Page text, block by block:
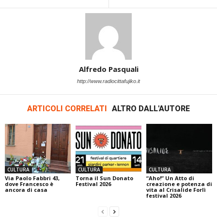
Alfredo Pasquali
http://www.radiocittafujiko.it
ARTICOLI CORRELATI ALTRO DALL'AUTORE
CULTURA
Via Paolo Fabbri 43,
dove Francesco è
ancora di casa
CULTURA
Torna il Sun Donato
Festival 2026
CULTURA
“Aho!” Un Atto di
creazione e potenza di
vita al Crisalide Forlì
festival 2026